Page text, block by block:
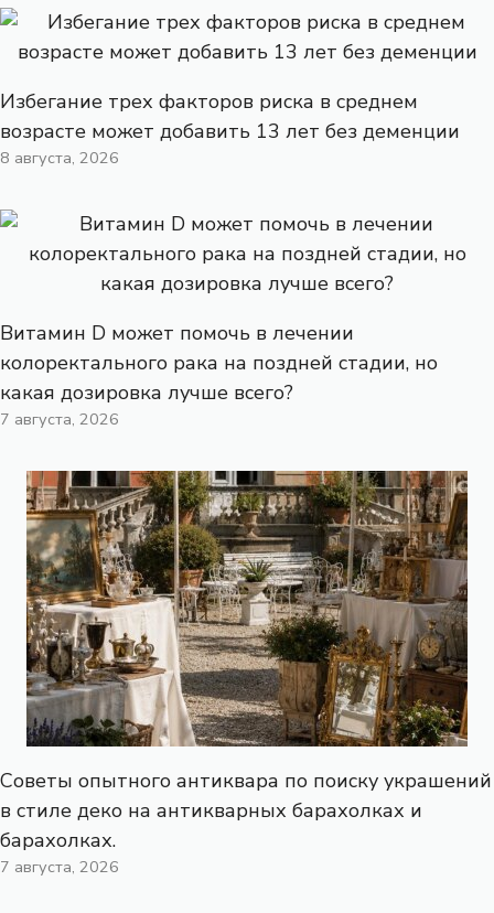
Избегание трех факторов риска в среднем
возрасте может добавить 13 лет без деменции
8 августа, 2026
Витамин D может помочь в лечении
колоректального рака на поздней стадии, но
какая дозировка лучше всего?
7 августа, 2026
Советы опытного антиквара по поиску украшений
в стиле деко на антикварных барахолках и
барахолках.
7 августа, 2026